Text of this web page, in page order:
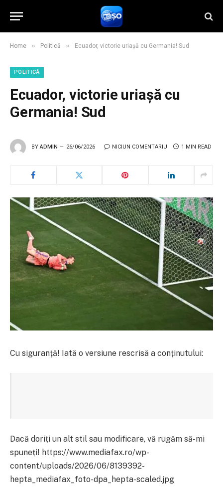
Home » Politică » Ecuador, victorie uriașă cu Germania! Sud
POLITICĂ
Ecuador, victorie uriașă cu
Germania! Sud
BY ADMIN 26/06/2026 NICIUN COMENTARIU 1 MIN READ
Cu siguranţă! Iată o versiune rescrisă a conținutului:
Dacă doriți un alt stil sau modificare, vă rugăm să-mi
spuneți! https://www.mediafax.ro/wp-
content/uploads/2026/06/8139392-
hepta_mediafax_foto-dpa_hepta-scaled.jpg